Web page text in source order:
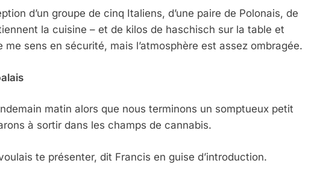
d’un groupe de cinq Italiens, d’une paire de Polonais, de
la cuisine – et de kilos de haschisch sur la table et
me sens en sécurité, mais l’atmosphère est assez ombragée.
matin alors que nous terminons un somptueux petit
à sortir dans les champs de cannabis.
te présenter, dit Francis en guise d’introduction.